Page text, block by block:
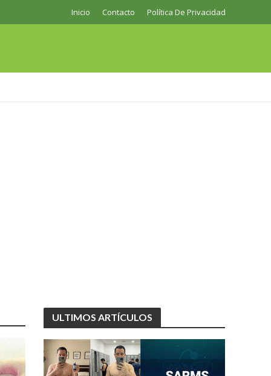
Inicio Contacto Política De Privacidad
ULTIMOS ARTÍCULOS